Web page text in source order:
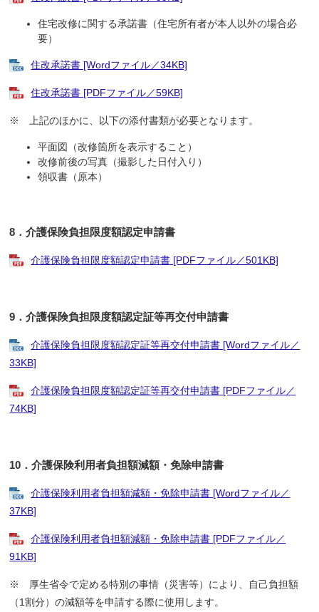
住宅改修に関する承諾書（住宅所有者が本人以外の場合必
要）
住改承諾書 [Wordファイル／34KB]
住改承諾書 [PDFファイル／59KB]
※ 上記のほかに、以下の添付書類が必要となります。
平面図（改修箇所を表示すること）
改修前後の写真（撮影した日付入り）
領収書（原本）
8．介護保険負担限度額認定申請書
介護保険負担限度額認定申請書 [PDFファイル／501KB]
9．介護保険負担限度額認定証等再交付申請書
介護保険負担限度額認定証等再交付申請書 [Wordファイル／
33KB]
介護保険負担限度額認定証等再交付申請書 [PDFファイル／
74KB]
10．介護保険利用者負担額減額・免除申請書
介護保険利用者負担額減額・免除申請書 [Wordファイル／
37KB]
介護保険利用者負担額減額・免除申請書 [PDFファイル／
91KB]
※ 厚生省令で定める特別の事情（災害等）により、自己負担額
（1割分）の減額等を申請する際に使用します。